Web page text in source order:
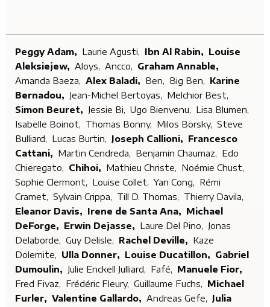
Peggy Adam, Laurie Agusti, Ibn Al Rabin, Louise
Aleksiejew, Aloys, Ancco, Graham Annable,
Amanda Baeza, Alex Baladi, Ben, Big Ben, Karine
Bernadou, Jean-Michel Bertoyas, Melchior Best,
Simon Beuret, Jessie Bi, Ugo Bienvenu, Lisa Blumen,
Isabelle Boinot, Thomas Bonny, Milos Borsky, Steve
Bulliard, Lucas Burtin, Joseph Callioni, Francesco
Cattani, Martin Cendreda, Benjamin Chaumaz, Edo
Chieregato, Chihoi, Mathieu Christe,
Noémie Chust,
Sophie Clermont, Louise Collet, Yan Cong, Rémi
Cramet, Sylvain Crippa, Till D. Thomas, Thierry Davila,
Eleanor Davis, Irene de Santa Ana, Michael
DeForge,
Erwin Dejasse, Laure Del Pino, Jonas
Delaborde, Guy Delisle, Rachel Deville, Kaze
Dolemite,
Ulla Donner, Louise Ducatillon, Gabriel
Dumoulin, Julie Enckell Julliard, Fafé, Manuele Fior,
Fred Fivaz, Frédéric Fleury, Guillaume Fuchs, Michael
Furler, Valentine Gallardo, Andreas Gefe, Julia